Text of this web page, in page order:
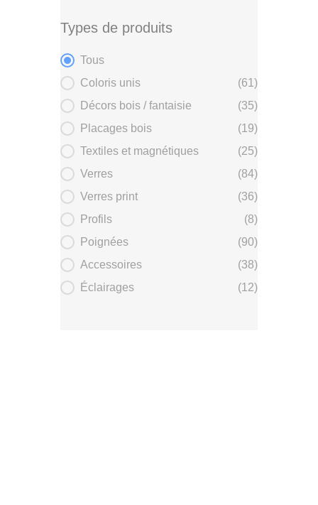
Types de produits
Types de produits
Tous
Coloris unis
(61)
Décors bois / fantaisie
(35)
Placages bois
(19)
Textiles et magnétiques
(25)
Verres
(84)
Verres print
(36)
Profils
(8)
Poignées
(90)
Accessoires
(38)
Éclairages
(12)